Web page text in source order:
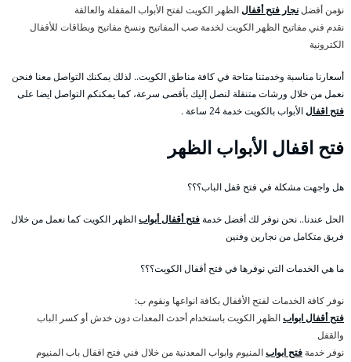
نؤمن أفضلنجار فتح أقفالالظهر الكويت لفتح الأبواب المقفلة والعالقة
نقدم فني مفاتيح الظهر الكويت لخدمة صب المفاتيح ونسخ مفاتيح وبطاقات للأقفال
الكترونية
أسعارنا مناسبة وخدمتنا متاحة في كافة مناطق الكويت.. لذلك يمكنك التواصل معنا فنحن
نعمل من خلال ورشات متنقلة لنصل إليك بأقصى سرعة، كما يمكنكم التواصل ايضا على
فتح اقفالالأبواب بالكويت خدمة 24 ساعة .
فتح اقفال الأبواب الظهر
هل واجهت مشكلة في فتح قفل الباب؟؟؟
الحل عندنا.. نحن نوفر لك أفضل خدمةفتح أقفال أبوابالظهر الكويت كما نعمل من خلال
فريق متكامل من نجارين وفنين
ما هي الخدمات التي نوفرها في فتح أقفال الكويت؟؟؟
نوفر كافة الخدمات لفتح الأقفال بكافة انواعها ونقوم ب:
فتح أقفال ابوابالظهر الكويت باستخدام أحدث المعدات دون خدش أو كسر الباب
والقفل
نوفر خدمة فتح ابوابالمنيوم وابواب المعدنية من خلال فني فتح اقفال باب المنيوم